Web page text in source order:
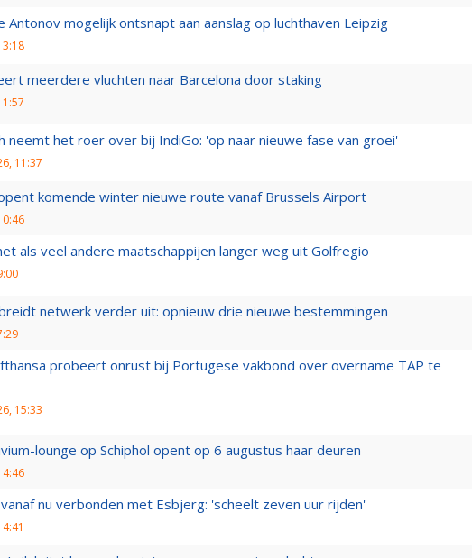
Antonov mogelijk ontsnapt aan aanslag op luchthaven Leipzig
meerdere vluchten naar Barcelona door staking
neemt het roer over bij IndiGo: 'op naar nieuwe fase van groei'
11:37
komende winter nieuwe route vanaf Brussels Airport
als veel andere maatschappijen langer weg uit Golfregio
netwerk verder uit: opnieuw drie nieuwe bestemmingen
probeert onrust bij Portugese vakbond over overname TAP te
15:33
lounge op Schiphol opent op 6 augustus haar deuren
nu verbonden met Esbjerg: 'scheelt zeven uur rijden'